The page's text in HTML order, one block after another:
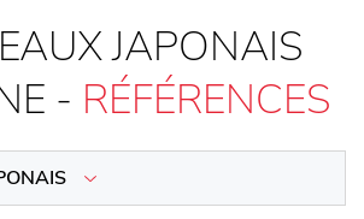
JAPONAIS
- RÉFÉRENCES